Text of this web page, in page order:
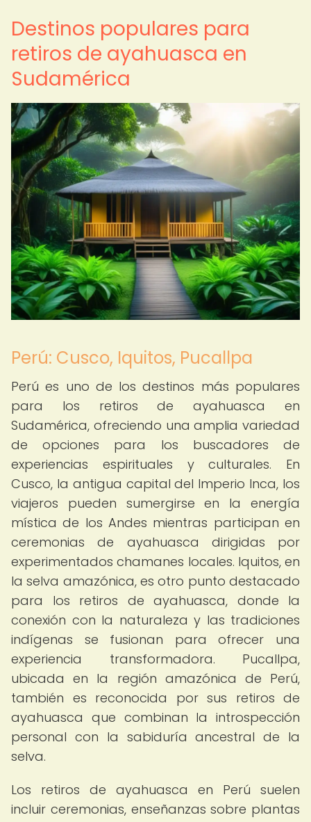
Destinos populares para
retiros de ayahuasca en
Sudamérica
Perú: Cusco, Iquitos, Pucallpa
Perú es uno de los destinos más populares
para los retiros de ayahuasca en
Sudamérica, ofreciendo una amplia variedad
de opciones para los buscadores de
experiencias espirituales y culturales. En
Cusco, la antigua capital del Imperio Inca, los
viajeros pueden sumergirse en la energía
mística de los Andes mientras participan en
ceremonias de ayahuasca dirigidas por
experimentados chamanes locales. Iquitos, en
la selva amazónica, es otro punto destacado
para los retiros de ayahuasca, donde la
conexión con la naturaleza y las tradiciones
indígenas se fusionan para ofrecer una
experiencia transformadora. Pucallpa,
ubicada en la región amazónica de Perú,
también es reconocida por sus retiros de
ayahuasca que combinan la introspección
personal con la sabiduría ancestral de la
selva.
Los retiros de ayahuasca en Perú suelen
incluir ceremonias, enseñanzas sobre plantas